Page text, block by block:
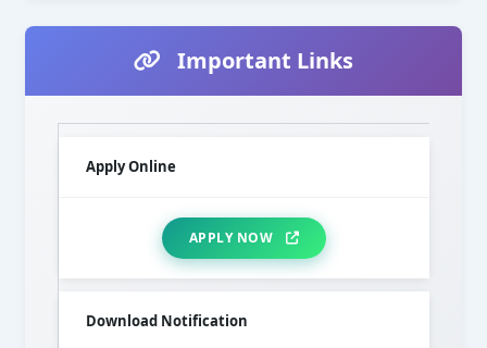
Important Links
Apply Online
APPLY NOW
Download Notification